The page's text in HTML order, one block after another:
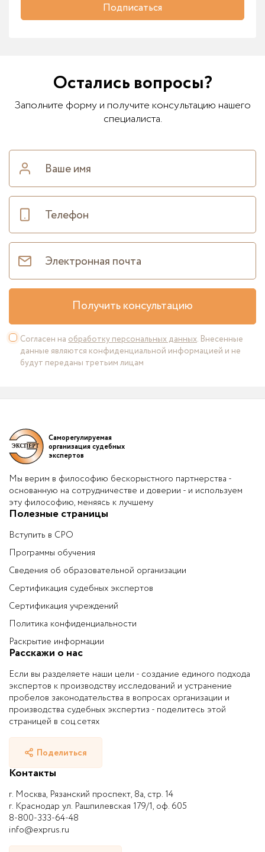
Подписаться
Остались вопросы?
Заполните форму и получите консультацию нашего
специалиста.
Получить консультацию
Согласен на обработку персональных данных. Внесенные
данные являются конфиденциальной информацией и не
будут переданы третьим лицам
Саморегулируемая
организация судебных
экспертов
Мы верим в философию бескорыстного партнерства -
основанную на сотрудничестве и доверии - и используем
эту философию, меняясь к лучшему
Полезные страницы
Вступить в СРО
Программы обучения
Сведения об образовательной организации
Сертификация судебных экспертов
Сертификация учреждений
Политика конфиденциальности
Раскрытие информации
Расскажи о нас
Если вы разделяете наши цели - создание единого подхода
экспертов к производству исследований и устранение
пробелов законодательства в вопросах организации и
производства судебных экспертиз - поделитесь этой
страницей в соц.сетях
Поделиться
Контакты
г. Москва, Рязанский проспект, 8а, стр. 14
г. Краснодар ул. Рашпилевская 179/1, оф. 605
8-800-333-64-48
info@exprus.ru